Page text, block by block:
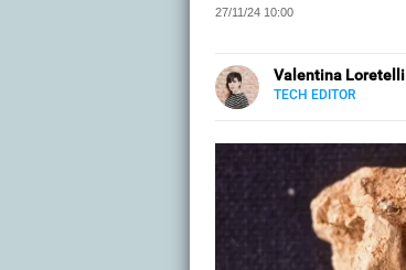
27/11/24 10:00
Valentina Loretelli
TECH EDITOR
SITO
La fotografia.